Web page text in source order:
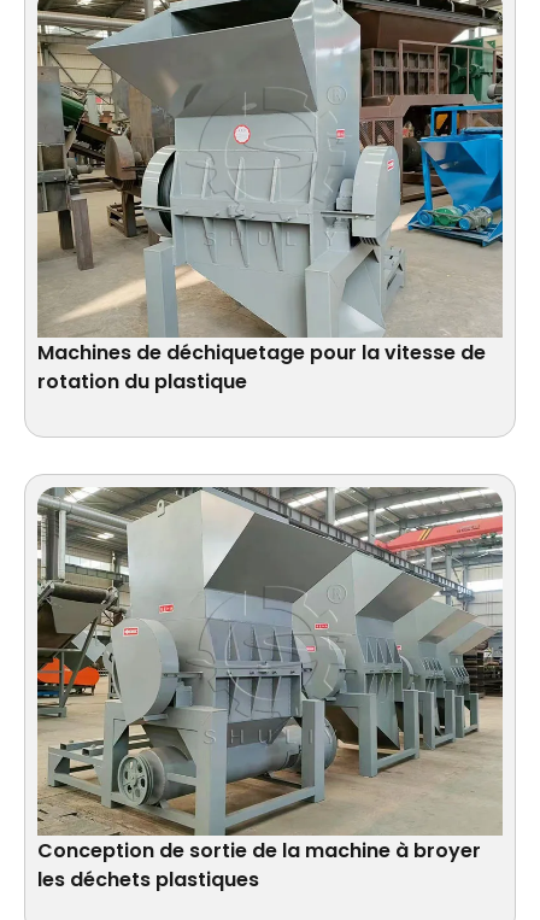
Machines de déchiquetage pour la vitesse de
rotation du plastique
Conception de sortie de la machine à broyer
les déchets plastiques